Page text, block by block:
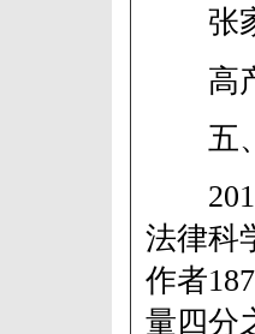
张家
高产
五、
2012
法律科
作者
量四分